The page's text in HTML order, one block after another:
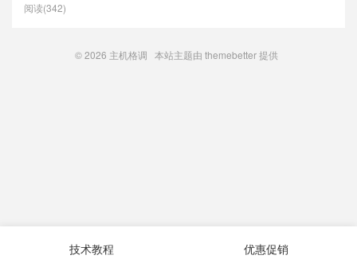
阅读(342)
© 2026 主机格调 本站主题由 themebetter提供
技术教程 优惠促销